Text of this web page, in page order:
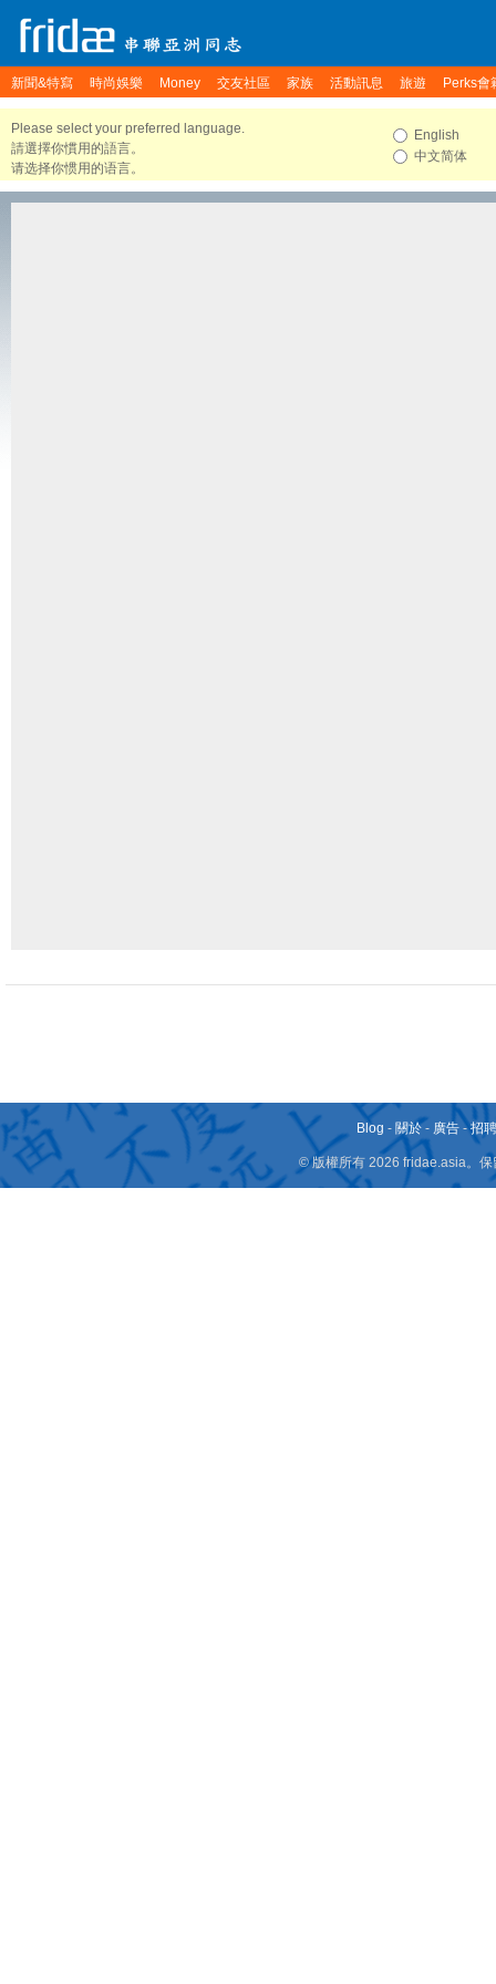
新聞&特寫 時尚娛樂 Money 交友社區 家族 活動訊息 旅遊 Perks會
Please select your preferred language.
請選擇你慣用的語言。
请选择你惯用的语言。
English
中文简体
Blog - 關於 - 廣告 -招
© 版權所有 2026 fridae.asia。